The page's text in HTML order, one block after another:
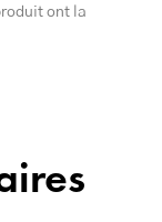
ont la